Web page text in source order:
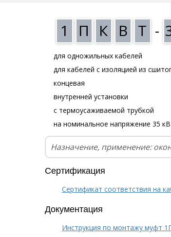
1 П К В Т -
для одножильных кабелей
для кабелей с изоляцией из
концевая
внутренней установки
с термоусаживаемой трубкой
на номинальное напряжение 35 кВ
Назначение, применение:
Сертификация
Сертификат соответствия на
Документация
Инструкция по монтажу муфт